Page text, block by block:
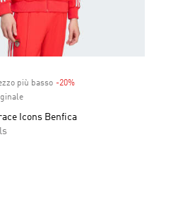
più basso -20%Discount
Icons Benfica